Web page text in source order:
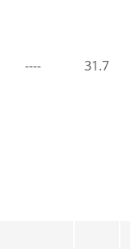
---- 31.7